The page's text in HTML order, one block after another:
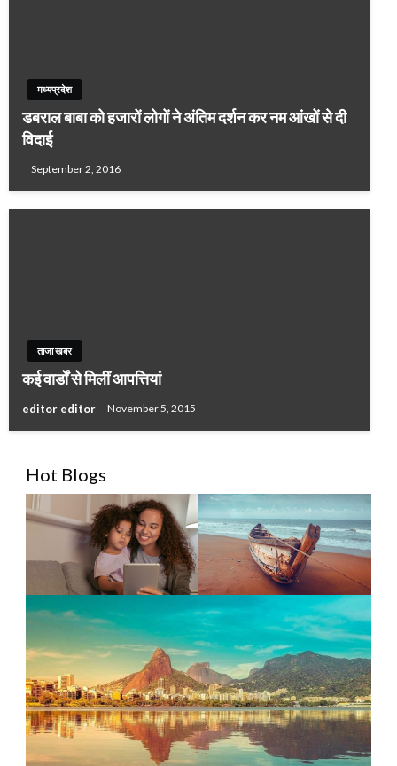
मध्यप्रदेश
डबराल बाबा को हजारों लोगों ने अंतिम दर्शन कर नम आंखों से दी
विदाई
September 2, 2016
ताजा खबर
कई वार्डों से मिलीं आपत्तियां
editor editor November 5, 2015
Hot Blogs